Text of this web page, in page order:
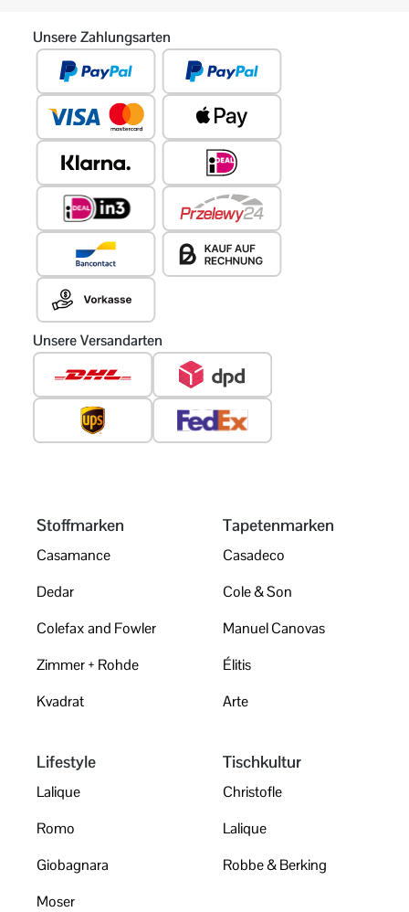
Unsere Zahlungsarten
Unsere Versandarten
Stoffmarken
Casamance
Dedar
Colefax and Fowler
Zimmer + Rohde
Kvadrat
Tapetenmarken
Casadeco
Cole & Son
Manuel Canovas
Élitis
Arte
Lifestyle
Lalique
Romo
Giobagnara
Moser
Tischkultur
Christofle
Lalique
Robbe & Berking